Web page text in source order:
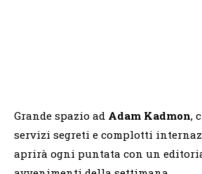
Grande spazio ad Adam Kadmon,
servizi segreti e complotti
aprirà ogni puntata con un